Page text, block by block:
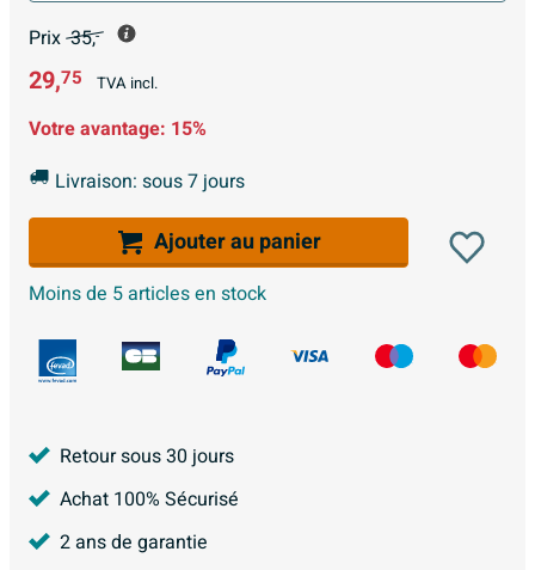
Prix 35,-
29,75 TVA incl.
Votre avantage: 15%
Livraison: sous 7 jours
Ajouter au panier
Moins de 5 articles en stock
Retour sous 30 jours
Achat 100% Sécurisé
2 ans de garantie